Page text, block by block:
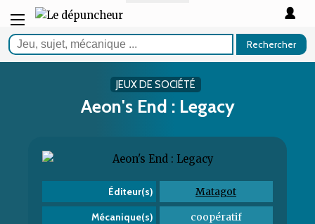
Rechercher
JEUX DE SOCIÉTÉ
Aeon's End : Legacy
Éditeur(s) Matagot
Mécanique(s) coopératif